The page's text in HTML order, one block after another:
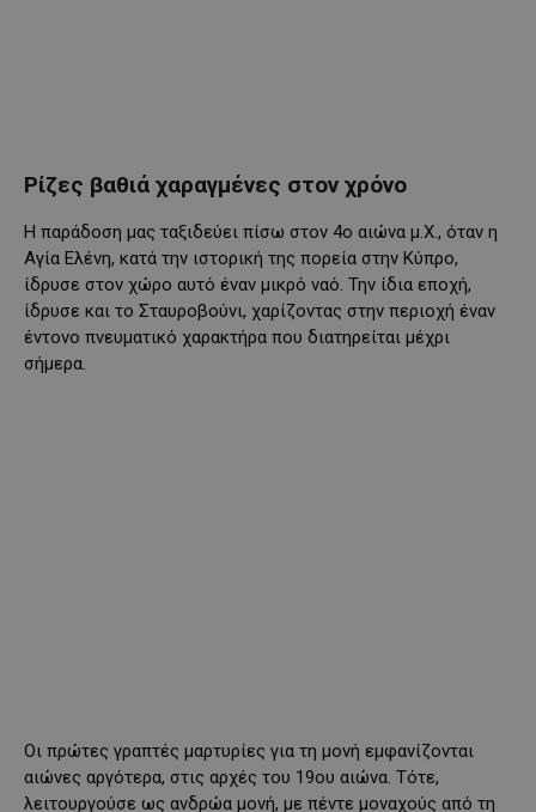
Ρίζες βαθιά χαραγμένες στον χρόνο
Η παράδοση μας ταξιδεύει πίσω στον 4ο αιώνα μ.Χ., όταν η
Αγία Ελένη, κατά την ιστορική της πορεία στην Κύπρο,
ίδρυσε στον χώρο αυτό έναν μικρό ναό. Την ίδια εποχή,
ίδρυσε και το Σταυροβούνι, χαρίζοντας στην περιοχή έναν
έντονο πνευματικό χαρακτήρα που διατηρείται μέχρι
σήμερα.
Οι πρώτες γραπτές μαρτυρίες για τη μονή εμφανίζονται
αιώνες αργότερα, στις αρχές του 19ου αιώνα. Τότε,
λειτουργούσε ως ανδρώα μονή, με πέντε μοναχούς από τη